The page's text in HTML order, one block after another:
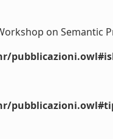
on Semantic